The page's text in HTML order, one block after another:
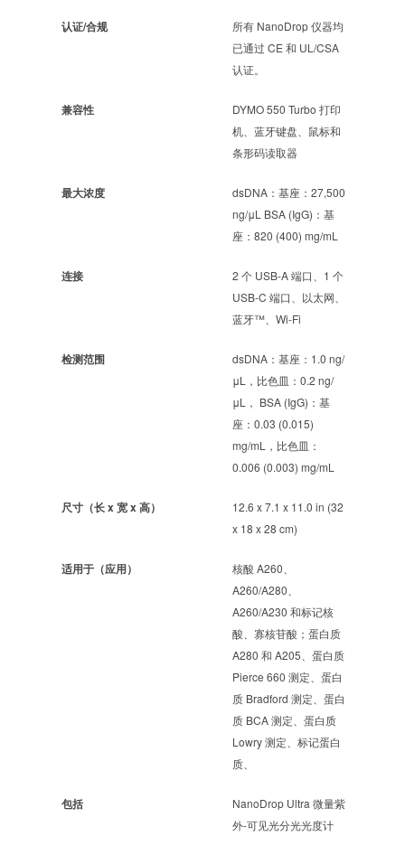
认证/合规
所有 NanoDrop 仪器均
已通过 CE 和 UL/CSA
认证。
兼容性
DYMO 550 Turbo 打印
机、蓝牙键盘、鼠标和
条形码读取器
最大浓度
dsDNA：基座：27,500
ng/μL BSA (IgG)：基
座：820 (400) mg/mL
连接
2 个 USB-A 端口、1 个
USB-C 端口、以太网、
蓝牙™、Wi-Fi
检测范围
dsDNA：基座：1.0 ng/
μL，比色皿：0.2 ng/
μL， BSA (IgG)：基
座：0.03 (0.015)
mg/mL，比色皿：
0.006 (0.003) mg/mL
尺寸（长 x 宽 x 高）
12.6 x 7.1 x 11.0 in (32
x 18 x 28 cm)
适用于（应用）
核酸 A260、
A260/A280、
A260/A230 和标记核
酸、寡核苷酸；蛋白质
A280 和 A205、蛋白质
Pierce 660 测定、蛋白
质 Bradford 测定、蛋白
质 BCA 测定、蛋白质
Lowry 测定、标记蛋白
质、
包括
NanoDrop Ultra 微量紫
外-可见光分光光度计